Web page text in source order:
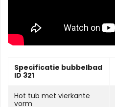
Specificatie bubbelbad
ID 321
Hot tub met vierkante
vorm